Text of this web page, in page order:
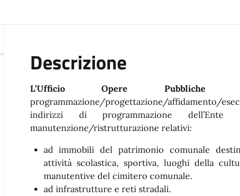
Descrizione
L’Ufficio Opere Pubbliche
programmazione/progettazione/affidamento/
indirizzi di programmazione
manutenzione/ristrutturazione relativi:
ad immobili del patrimonio comunale
attività scolastica, sportiva, luoghi della
manutentive del cimitero comunale.
ad infrastrutture e reti stradali.